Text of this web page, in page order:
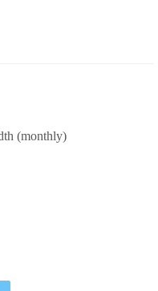
(monthly)